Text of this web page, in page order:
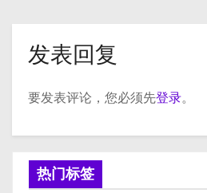
发表回复
要发表评论，您必须先登录。
热门标签